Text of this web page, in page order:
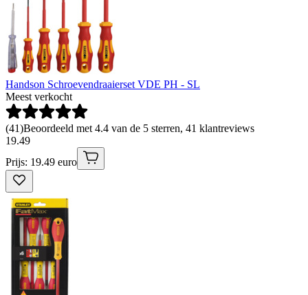
Handson Schroevendraaierset VDE PH - SL
Meest verkocht
(41)Beoordeeld met 4.4 van de 5 sterren, 41 klantreviews
19.49
Prijs: 19.49 euro